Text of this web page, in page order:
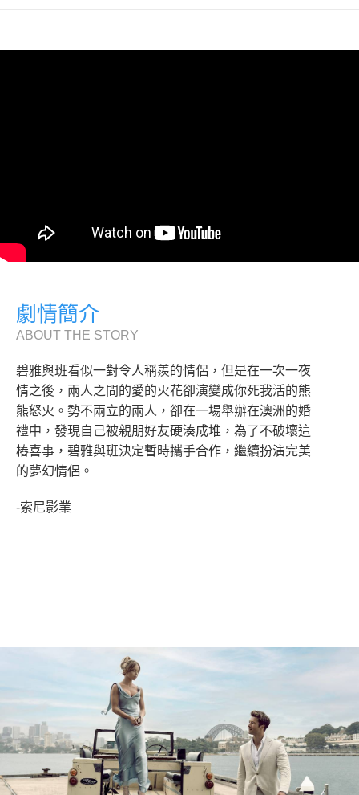
劇情簡介
ABOUT THE STORY
碧雅與班看似一對令人稱羨的情侶，但是在一次一夜
情之後，兩人之間的愛的火花卻演變成你死我活的熊
熊怒火。勢不兩立的兩人，卻在一場舉辦在澳洲的婚
禮中，發現自己被親朋好友硬湊成堆，為了不破壞這
樁喜事，碧雅與班決定暫時攜手合作，繼續扮演完美
的夢幻情侶。
-索尼影業